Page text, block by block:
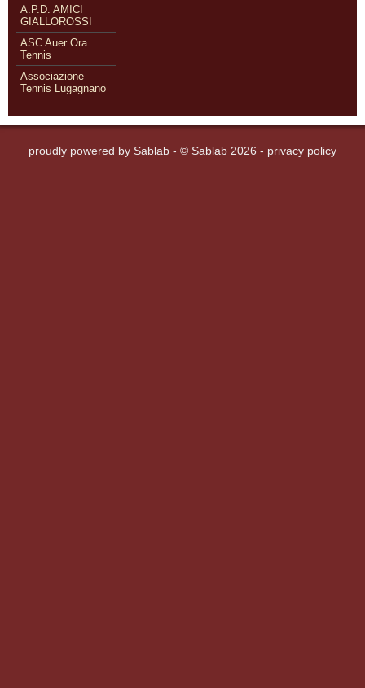
A.P.D. AMICI
GIALLOROSSI
ASC Auer Ora
Tennis
Associazione
Tennis Lugagnano
proudly powered by Sablab - © Sablab 2026 - privacy policy